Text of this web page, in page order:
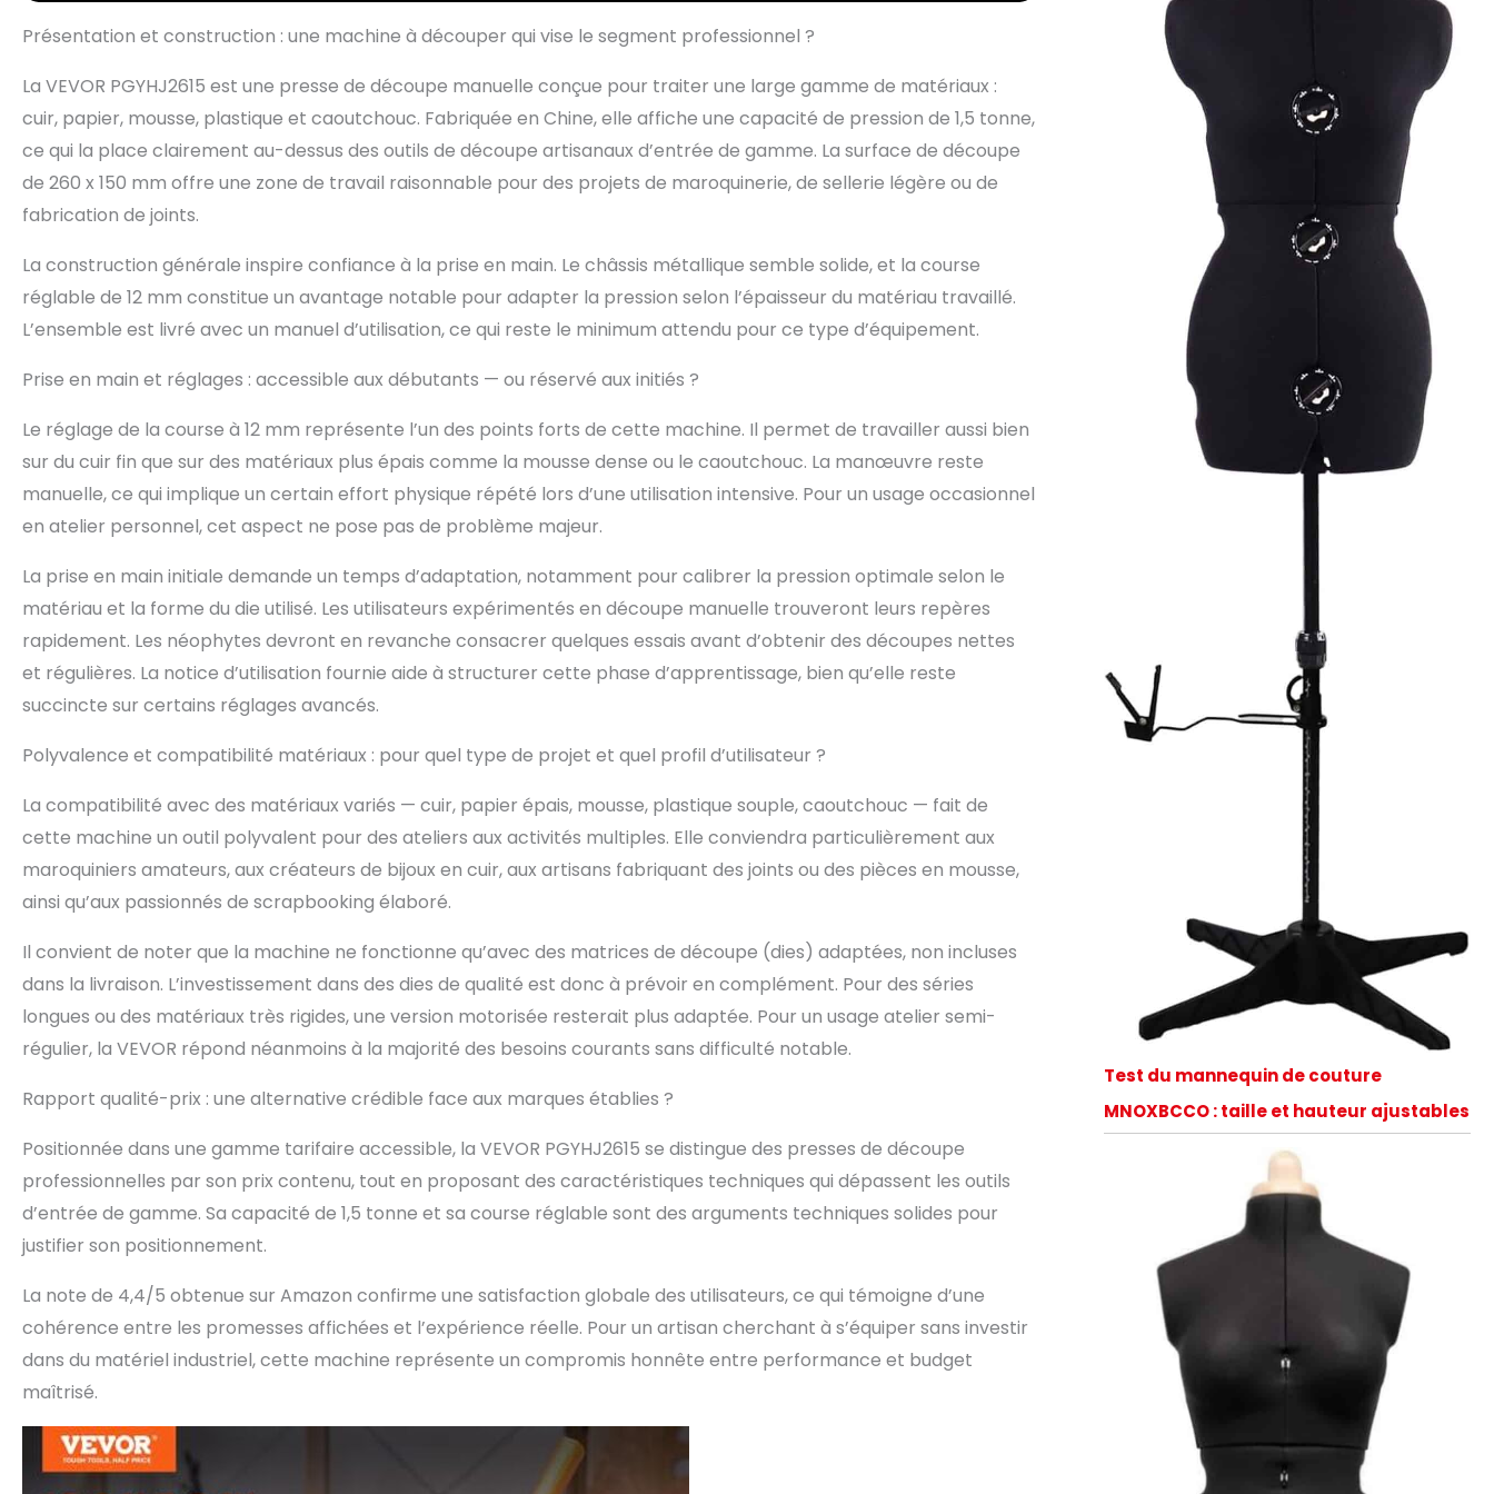
Conception Conviviale : Avec une course réglable de 12 mm, notre
donne la liberté de créer une large gamme de produits en cuir et une
plus grande flexibilité de conception. Laissez libre cours à votre
créativité ! Diverses Utilisations : La grande plaque de gaufrage,
mesurant 260 x 150 mm, convient à divers matériaux, notamment le
cuir, la mousse PVC/EVA, les matériaux non collants, le plastique, les
Présentation et construction : une machine à découper qui vise le segment professionnel ?
La VEVOR PGYHJ2615 est une presse de découpe manuelle conçue pour traiter une large gamme de matériaux :
cuir, papier, mousse, plastique et caoutchouc. Fabriquée en Chine, elle affiche une capacité de pression de 1,5 tonne,
ce qui la place clairement au-dessus des outils de découpe artisanaux d’entrée de gamme. La surface de découpe
de 260 x 150 mm offre une zone de travail raisonnable pour des projets de maroquinerie, de sellerie légère ou de
fabrication de joints.
La construction générale inspire confiance à la prise en main. Le châssis métallique semble solide, et la course
réglable de 12 mm constitue un avantage notable pour adapter la pression selon l’épaisseur du matériau travaillé.
L’ensemble est livré avec un manuel d’utilisation, ce qui reste le minimum attendu pour ce type d’équipement.
Prise en main et réglages : accessible aux débutants — ou réservé aux initiés ?
Le réglage de la course à 12 mm représente l’un des points forts de cette machine. Il permet de travailler aussi bien
sur du cuir fin que sur des matériaux plus épais comme la mousse dense ou le caoutchouc. La manœuvre reste
manuelle, ce qui implique un certain effort physique répété lors d’une utilisation intensive. Pour un usage occasionnel
en atelier personnel, cet aspect ne pose pas de problème majeur.
La prise en main initiale demande un temps d’adaptation, notamment pour calibrer la pression optimale selon le
matériau et la forme du die utilisé. Les utilisateurs expérimentés en découpe manuelle trouveront leurs repères
rapidement. Les néophytes devront en revanche consacrer quelques essais avant d’obtenir des découpes nettes
et régulières. La notice d’utilisation fournie aide à structurer cette phase d’apprentissage, bien qu’elle reste
succincte sur certains réglages avancés.
Polyvalence et compatibilité matériaux : pour quel type de projet et quel profil d’utilisateur ?
La compatibilité avec des matériaux variés — cuir, papier épais, mousse, plastique souple, caoutchouc — fait de
cette machine un outil polyvalent pour des ateliers aux activités multiples. Elle conviendra particulièrement aux
maroquiniers amateurs, aux créateurs de bijoux en cuir, aux artisans fabriquant des joints ou des pièces en mousse,
ainsi qu’aux passionnés de scrapbooking élaboré.
Il convient de noter que la machine ne fonctionne qu’avec des matrices de découpe (dies) adaptées, non incluses
dans la livraison. L’investissement dans des dies de qualité est donc à prévoir en complément. Pour des séries
longues ou des matériaux très rigides, une version motorisée resterait plus adaptée. Pour un usage atelier semi-
régulier, la VEVOR répond néanmoins à la majorité des besoins courants sans difficulté notable.
Rapport qualité-prix : une alternative crédible face aux marques établies ?
Positionnée dans une gamme tarifaire accessible, la VEVOR PGYHJ2615 se distingue des presses de découpe
professionnelles par son prix contenu, tout en proposant des caractéristiques techniques qui dépassent les outils
d’entrée de gamme. Sa capacité de 1,5 tonne et sa course réglable sont des arguments techniques solides pour
justifier son positionnement.
La note de 4,4/5 obtenue sur Amazon confirme une satisfaction globale des utilisateurs, ce qui témoigne d’une
cohérence entre les promesses affichées et l’expérience réelle. Pour un artisan cherchant à s’équiper sans investir
dans du matériel industriel, cette machine représente un compromis honnête entre performance et budget
maîtrisé.
Test du mannequin de couture
MNOXBCCO : taille et hauteur ajustables